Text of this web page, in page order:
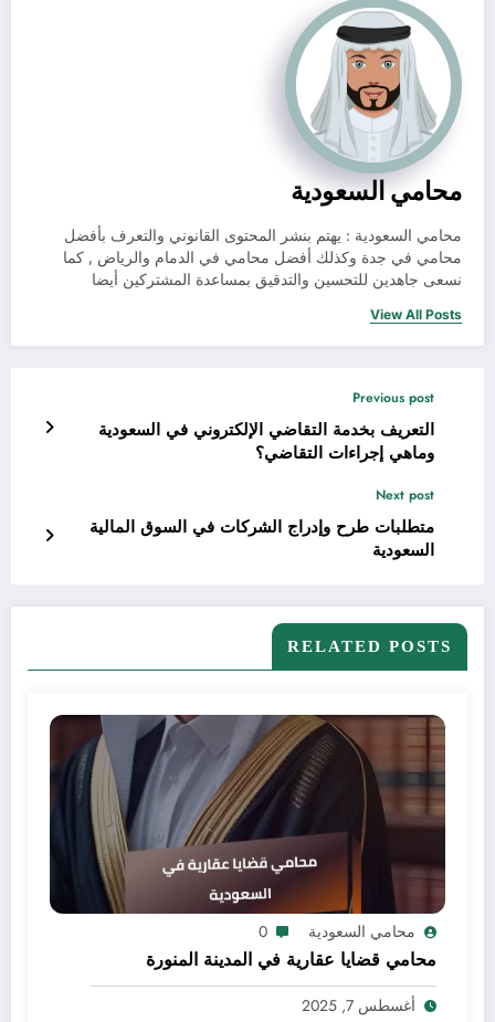
محامي السعودية
محامي السعودية : يهتم بنشر المحتوى القانوني والتعرف بأفضل
محامي في جدة وكذلك أفضل محامي في الدمام والرياض , كما
نسعى جاهدين للتحسين والتدقيق بمساعدة المشتركين أيضا
View All Posts
Previous post
التعريف بخدمة التقاضي الإلكتروني في السعودية
وماهي إجراءات التقاضي؟
Next post
متطلبات طرح وإدراج الشركات في السوق المالية
السعودية
RELATED POSTS
محامي السعودية 0
محامي قضايا عقارية في المدينة المنورة
أغسطس 7, 2025